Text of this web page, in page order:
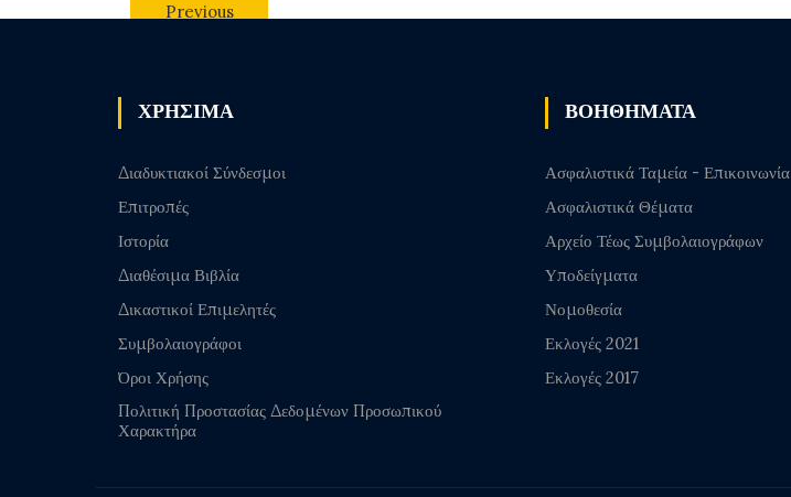
Previous
ΧΡΗΣΙΜΑ
Διαδυκτιακοί Σύνδεσμοι
Επιτροπές
Ιστορία
Διαθέσιμα Βιβλία
Δικαστικοί Επιμελητές
Συμβολαιογράφοι
Όροι Χρήσης
Πολιτική Προστασίας Δεδομένων Προσωπικού
Χαρακτήρα
ΒΟΗΘΗΜΑΤΑ
Ασφαλιστικά Ταμεία - Επικοινωνία
Ασφαλιστικά Θέματα
Αρχείο Τέως Συμβολαιογράφων
Υποδείγματα
Νομοθεσία
Εκλογές 2021
Εκλογές 2017